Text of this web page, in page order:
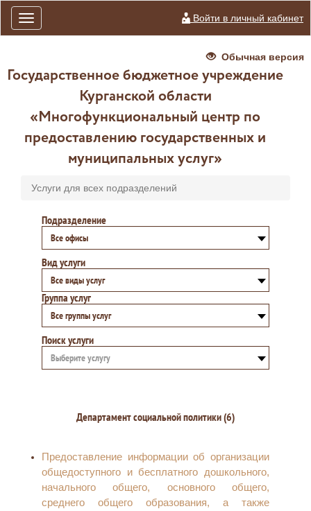
Toggle
navigation
Войти в личный кабинет
Обычная версия
Государственное бюджетное учреждение
Курганской области
«Многофункциональный центр по
предоставлению государственных и
муниципальных услуг»
Услуги для всех подразделений
Подразделение
Все офисы
Вид услуги
Все виды услуг
Группа услуг
Все группы услуг
Поиск услуги
Выберите услугу
Департамент социальной политики (6)
Предоставление информации об организации
общедоступного и бесплатного дошкольного,
начального общего, основного общего,
среднего общего образования, а также